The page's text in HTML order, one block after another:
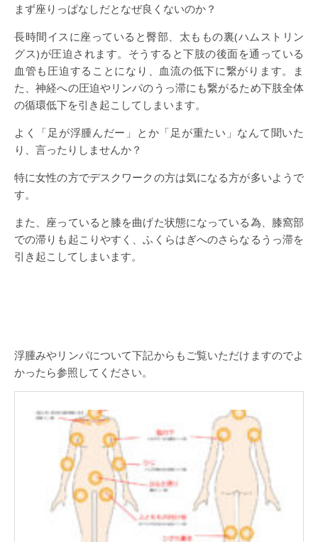
まず座りっぱなしだとなぜ良くないのか？
長時間イスに座っていると臀部、太ももの裏(ハムストリン
グス)が圧迫されます。そうすると下肢の後面を通っている
血管も圧迫することになり、血流の低下に繋がります。ま
た、神経への圧迫やリンパのうっ滞にも繋がるため下肢全体
の循環低下を引き起こしてしまいます。
よく「足が浮腫んだー」とか「足が重たい」なんて聞いた
り、言ったりしませんか？
特に女性の方でデスクワークの方は気になる方が多いようで
す。
また、座っていると膝を曲げた状態になっている為、膝窩部
での滞りも起こりやすく、ふくらはぎへのさらなるうっ滞を
引き起こしてしまいます。
浮腫みやリンパについて下記からもご覧いただけますのでよ
かったら参照してください。